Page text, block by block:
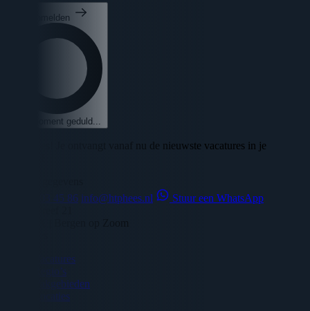
Aanmelden
Een moment geduld...
🎉 Succes! Je ontvangt vanaf nu de nieuwste vacatures in je
06 - 45 03 45 86 info@htphees.nl
Stuur een WhatsApp
Vacatures
Regio’s
Vakgebieden
Locaties